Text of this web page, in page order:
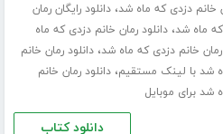
خانم دزدی که ماه شد،دانلود رایگان رمان
ماه شد،دانلود رمان خانم دزدی که ماه
رمان خانم دزدی که ماه شد،دانلود رمان خانم
شد با لینک مستقیم،دانلود رمان خانم
شد برای موبایل
دانلود کتاب